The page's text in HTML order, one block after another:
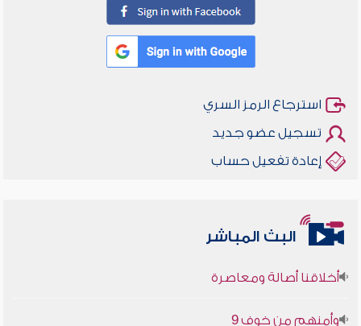
استرجاع الرمز السري
تسجيل عضو جديد
إعادة تفعيل حساب
البث المباشر